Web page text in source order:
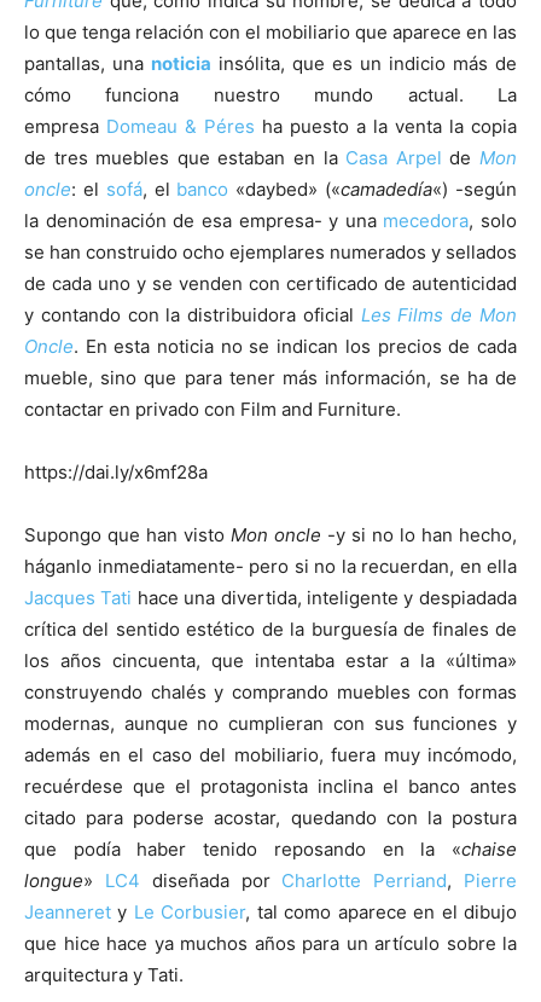
lo que tenga relación con el mobiliario que aparece en las
pantallas, una noticia insólita, que es un indicio más de
cómo funciona nuestro mundo actual. La
empresa Domeau & Péres ha puesto a la venta la copia
de tres muebles que estaban en la Casa ArpeldeMon
oncle: el sofá, el banco «daybed» («camadedía«) -según
la denominación de esa empresa- y una mecedora, solo
se han construido ocho ejemplares numerados y sellados
de cada uno y se venden con certificado de autenticidad
y contando con la distribuidora oficial Les Films de Mon
Oncle. En esta noticia no se indican los precios de cada
mueble, sino que para tener más información, se ha de
contactar en privado con Film and Furniture.
https://dai.ly/x6mf28a
Supongo que han visto Mon oncle -y si no lo han hecho,
háganlo inmediatamente- pero si no la recuerdan, en ella
Jacques Tati hace una divertida, inteligente y despiadada
crítica del sentido estético de la burguesía de finales de
los años cincuenta, que intentaba estar a la «última»
construyendo chalés y comprando muebles con formas
modernas, aunque no cumplieran con sus funciones y
además en el caso del mobiliario, fuera muy incómodo,
recuérdese que el protagonista inclina el banco antes
citado para poderse acostar, quedando con la postura
que podía haber tenido reposando en la «chaise
longue» LC4 diseñada por Charlotte Perriand, Pierre
Jeanneret y Le Corbusier, tal como aparece en el dibujo
que hice hace ya muchos años para un artículo sobre la
arquitectura y Tati.